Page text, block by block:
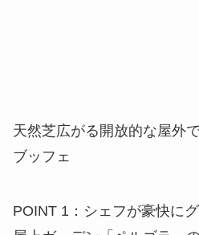
屋上ガーデン「ペルゴラ」
は、お客様の目の前でシェ
くジューシーに焼ける音や
激します。